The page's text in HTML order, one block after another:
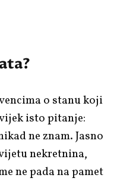
o stanu koji
isto pitanje:
ne znam. Jasno
nekretnina,
ne pada na pamet